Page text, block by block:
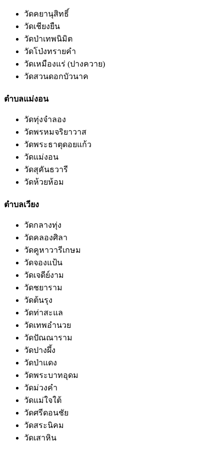
วัดคยานุสิทธิ์
วัดเชียงยืน
วัดป่าเทพนิมิต
วัดโป่งทรายคำ
วัดเหมืองแร่ (ปางควาย)
วัดสวนดอกบัวนาค
ตำบลแม่งอน
วัดทุ่งจำลอง
วัดพรหมจริยาวาส
วัดพระธาตุดอยแก้ว
วัดแม่งอน
วัดสุคันธวารี
วัดห้วยห้อม
ตำบลเวียง
วัดกลางทุ่ง
วัดคลองศิลา
วัดคูหาวารีเกษม
วัดจองแป้น
วัดเจดีย์งาม
วัดชยาราม
วัดต้นรุง
วัดท่าสะแล
วัดเทพอำนวย
วัดปัณณาราม
วัดปางผึ้ง
วัดป่าแดง
วัดพระบาทอุดม
วัดม่วงคำ
วัดแม่ใจใต้
วัดศรีดอนชัย
วัดสระนิคม
วัดเสาหิน